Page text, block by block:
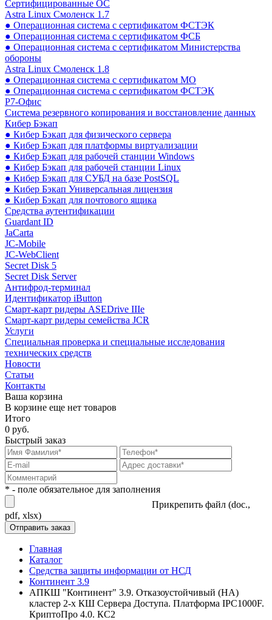
Сертифицированные ОС
Astra Linux Смоленск 1.7
● Операционная система с сертификатом ФСТЭК
● Операционная система с сертификатом ФСБ
● Операционная система с сертификатом Министерства
обороны
Astra Linux Смоленск 1.8
● Операционная система с сертификатом МО
● Операционная система с сертификатом ФСТЭК
Р7-Офис
Система резервного копирования и восстановление данных
Кибер Бэкап
● Кибер Бэкап для физического сервера
● Кибер Бэкап для платформы виртуализации
● Кибер Бэкап для рабочей станции Windows
● Кибер Бэкап для рабочей станции Linux
● Кибер Бэкап для СУБД на базе PostSQL
● Кибер Бэкап Универсальная лицензия
● Кибер Бэкап для почтового ящика
Средства аутентификации
Guardant ID
JaCarta
JC-Mobile
JC-WebClient
Secret Disk 5
Secret Disk Server
Антифрод-терминал
Идентификатор iButton
Смарт-карт ридеры ASEDrive IIIe
Смарт-карт ридеры семейства JCR
Услуги
Специальная проверка и специальные исследования
технических средств
Новости
Статьи
Контакты
Ваша корзина
В корзине еще нет товаров
Итого
0 руб.
Быстрый заказ
* - поле обязательное для заполнения
Прикрепить файл (doc.,
pdf, xlsx)
Главная
Каталог
Средства защиты информации от НСД
Континент 3.9
АПКШ "Континент" 3.9. Отказоустойчивый (HA)
кластер 2-х КШ Сервера Доступа. Платформа IPC1000F.
КриптоПро 4.0. КС2